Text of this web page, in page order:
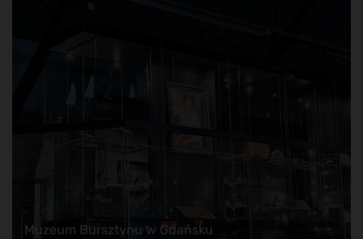
Muzeum Bursztynu w Gdańsku